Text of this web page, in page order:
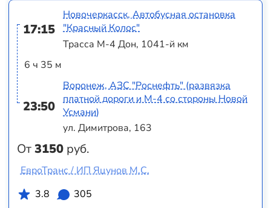
17:15
6 ч 35 м
23:50
От3150 руб.
Новочеркасск, Автобусная остановка
"Красный Колос"
Трасса М-4 Дон, 1041-й км
Воронеж, АЗС "Роснефть" (развязка
платной дороги и М-4 со стороны Новой
Усмани)
ул. Димитрова, 163
ЕвроТранс / ИП Яцунов М.С.
3.8
305